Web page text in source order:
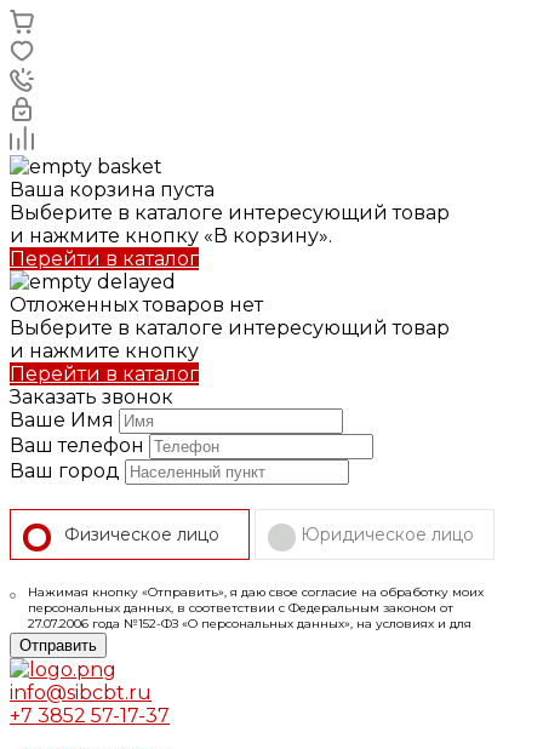
Ваша корзина пуста
Выберите в каталоге интересующий товар
и нажмите кнопку «В корзину».
Перейти в каталог
Отложенных товаров нет
Выберите в каталоге интересующий товар
и нажмите кнопку
Перейти в каталог
Заказать звонок
Ваше Имя
Ваш телефон
Ваш город
Физическое лицо Юридическое лицо
Нажимая кнопку «Отправить», я даю свое согласие на обработку моих
персональных данных, в соответствии с Федеральным законом от
27.07.2006 года №152-ФЗ «О персональных данных», на условиях и для
целей, определенных в
Политике конфиденциальности
Отправить
info@sibcbt.ru
+7 3852 57-17-37